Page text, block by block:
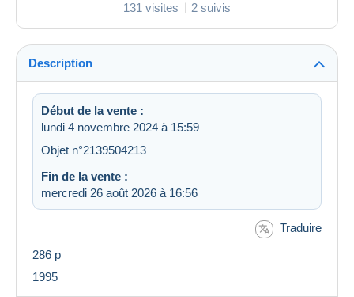
131 visites 2 suivis
Description
Début de la vente :
lundi 4 novembre 2024 à 15:59
Objet n°2139504213
Fin de la vente :
mercredi 26 août 2026 à 16:56
Traduire
286 p
1995